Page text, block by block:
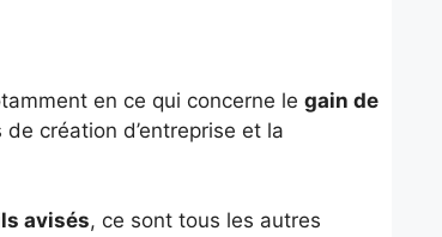
en ce qui concerne le gain de
création d’entreprise et la
avisés, ce sont tous les autres